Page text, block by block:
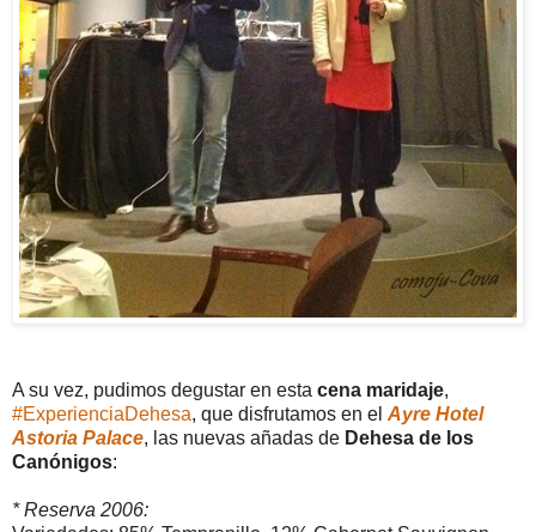
A su vez, pudimos degustar en esta cena maridaje,
#ExperienciaDehesa, que disfrutamos en el Ayre Hotel
Astoria Palace, las nuevas añadas de Dehesa de los
Canónigos:
* Reserva 2006: